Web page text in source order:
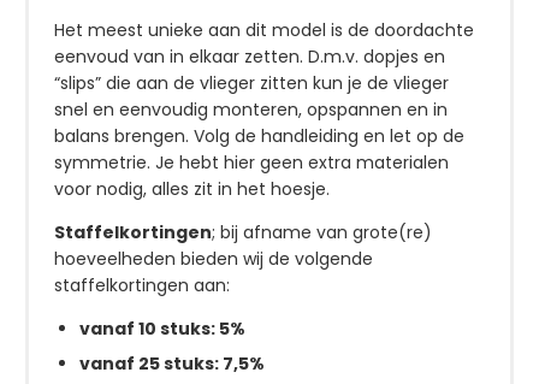
Het meest unieke aan dit model is de doordachte
eenvoud van in elkaar zetten. D.m.v. dopjes en
“slips” die aan de vlieger zitten kun je de vlieger
snel en eenvoudig monteren, opspannen en in
balans brengen. Volg de handleiding en let op de
symmetrie. Je hebt hier geen extra materialen
voor nodig, alles zit in het hoesje.
Staffelkortingen; bij afname van grote(re)
hoeveelheden bieden wij de volgende
staffelkortingen aan:
vanaf 10 stuks: 5%
vanaf 25 stuks: 7,5%